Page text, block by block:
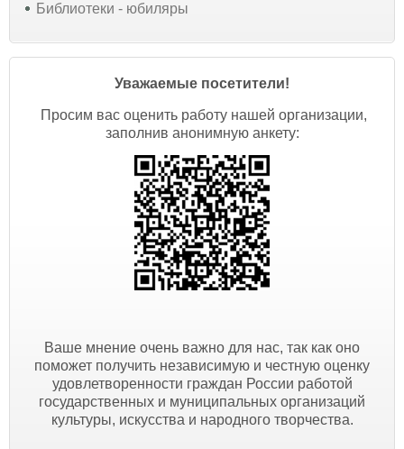
Библиотеки - юбиляры
Уважаемые посетители!
Просим вас оценить работу нашей организации,
заполнив анонимную анкету:
Ваше мнение очень важно для нас, так как оно
поможет получить независимую и честную оценку
удовлетворенности граждан России работой
государственных и муниципальных организаций
культуры, искусства и народного творчества.